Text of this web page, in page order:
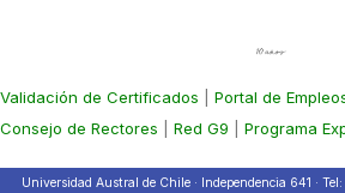
Validación de Certificados Portal de
Consejo de Rectores
Red G9 Programa
Universidad Austral de Chile · Independencia 641 · Tel: